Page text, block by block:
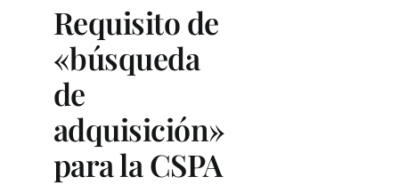
Requisito de
«búsqueda
de
adquisición»
para la CSPA